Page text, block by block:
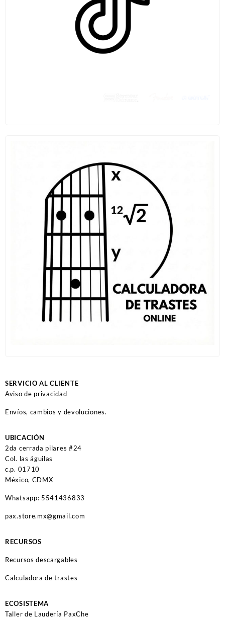
SERVICIO AL CLIENTE
Aviso de privacidad
Envíos, cambios y devoluciones.
UBICACIÓN
2da cerrada pilares #24
Col. las águilas
c.p. 01710
México, CDMX
Whatsapp: 5541436833
pax.store.mx@gmail.com
RECURSOS
Recursos descargables
Calculadora de trastes
ECOSISTEMA
Taller de Laudería PaxChe